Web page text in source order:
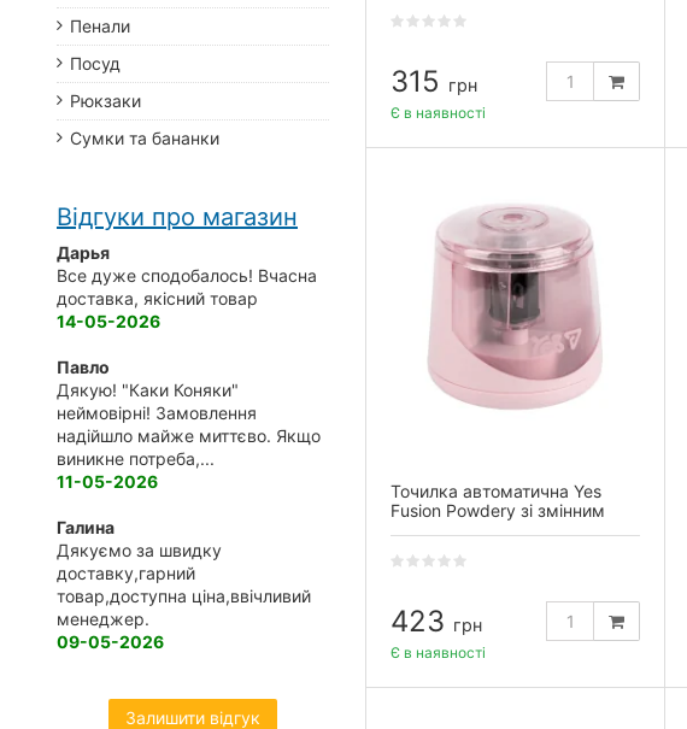
315 грн
Є в наявності
Точилка автоматична Yes
Fusion Powderу зі змінним
423 грн
Є в наявності
Пенали
Посуд
Рюкзаки
Сумки та бананки
Відгуки про магазин
Дарья
Все дуже сподобалось! Вчасна
доставка, якісний товар
14-05-2026
Павло
Дякую! "Каки Коняки"
неймовірні! Замовлення
надійшло майже миттєво. Якщо
виникне потреба,...
11-05-2026
Галина
Дякуємо за швидку
доставку,гарний
товар,доступна ціна,ввічливий
менеджер.
09-05-2026
Залишити відгук